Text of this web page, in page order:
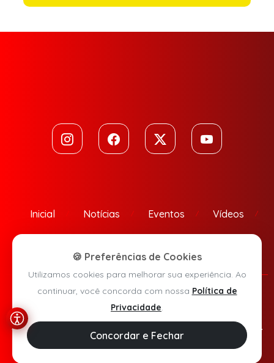
Inicial Notícias Eventos Vídeos
Política de Privacidade
Agora Sudoeste © 2026 - Todos os direitos reservados.
🍪 Preferências de Cookies
Utilizamos cookies para melhorar sua experiência. Ao
continuar, você concorda com nossa Política de
Privacidade.
Concordar e Fechar